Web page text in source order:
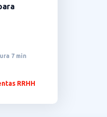
7 min
RRHH